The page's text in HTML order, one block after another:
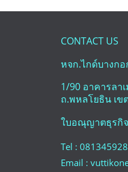
CONTACT US
หจก.ไกด์บางกอ
1/90 อาคารลา
ถ.พหลโยธิน เข
ใบอณุญาตธุรกิจ
Tel :
Email :